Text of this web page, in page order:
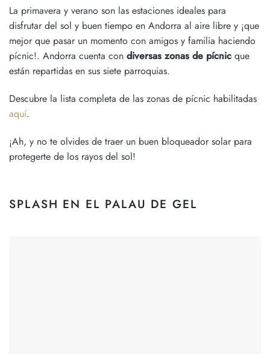
La primavera y verano son las estaciones ideales para
disfrutar del sol y buen tiempo en Andorra al aire libre y ¡que
mejor que pasar un momento con amigos y familia haciendo
pícnic!. Andorra cuenta con diversas zonas de pícnic que
están repartidas en sus siete parroquias.
Descubre la lista completa de las zonas de pícnic habilitadas
aquí.
¡Ah, y no te olvides de traer un buen bloqueador solar para
protegerte de los rayos del sol!
SPLASH EN EL PALAU DE GEL